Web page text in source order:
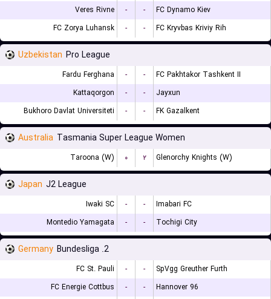
Veres Rivne - -
FC Dynamo Kiev
FC Zorya Luhansk
- - FC Kryvbas Kriviy Rih
Uzbekistan Pro League
Fardu Ferghana - -
FC Pakhtakor Tashkent II
Kattaqorgon
- -
Jayxun
Bukhoro Davlat Universiteti
- - FK Gazalkent
Australia Tasmania Super League Women
Taroona (W) ۰ ۲ Glenorchy Knights (W)
Japan J2 League
Iwaki SC - -
Imabari FC
Montedio Yamagata
- - Tochigi City
Germany 2. Bundesliga
FC St. Pauli - -
SpVgg Greuther Furth
FC Energie Cottbus
- -
Hannover 96